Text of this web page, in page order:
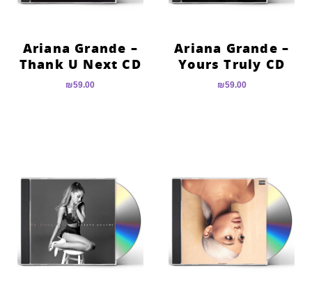
Ariana Grande –
Yours Truly CD
₪59.00
Ariana Grande –
Thank U Next CD
₪59.00